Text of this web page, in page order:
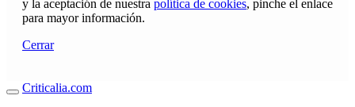
y la aceptación de nuestra política de cookies, pinche el enlace
para mayor información.
Cerrar
Criticalia.com